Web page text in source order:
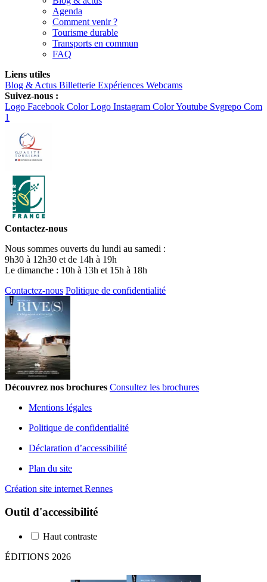
Agenda
Comment venir ?
Tourisme durable
Transports en commun
FAQ
Liens utiles
Blog & Actus Billetterie Expériences Webcams
Suivez-nous :
Logo Facebook Color Logo Instagram ColorYoutube Svgrepo Com
1
Contactez-nous
Nous sommes ouverts du lundi au samedi :
9h30 à 12h30 et de 14h à 19h
Le dimanche : 10h à 13h et 15h à 18h
Contactez-nous Politique de confidentialité
Découvrez nos brochures Consultez les brochures
Mentions légales
Politique de confidentialité
Déclaration d’accessibilité
Plan du site
Création site internet Rennes
Outil d'accessibilité
Haut contraste
ÉDITIONS 2026